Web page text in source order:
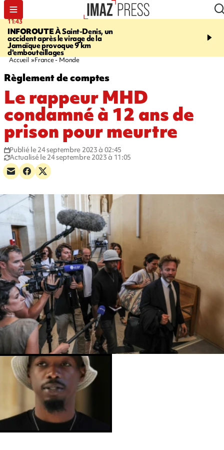
11:43
INFOROUTEÀ Saint-Denis, un
accident après le virage de la
Jamaïque provoque 9 km
d'embouteillages
16:35
gendarmes évacuent
Accueil France - Monde
Règlement de comptes
Le rappeur MHD
condamné à 12 ans de
prison pour meurtre
Publié le 24 septembre 2023 à 02:45
Actualisé le 24 septembre 2023 à 11:05